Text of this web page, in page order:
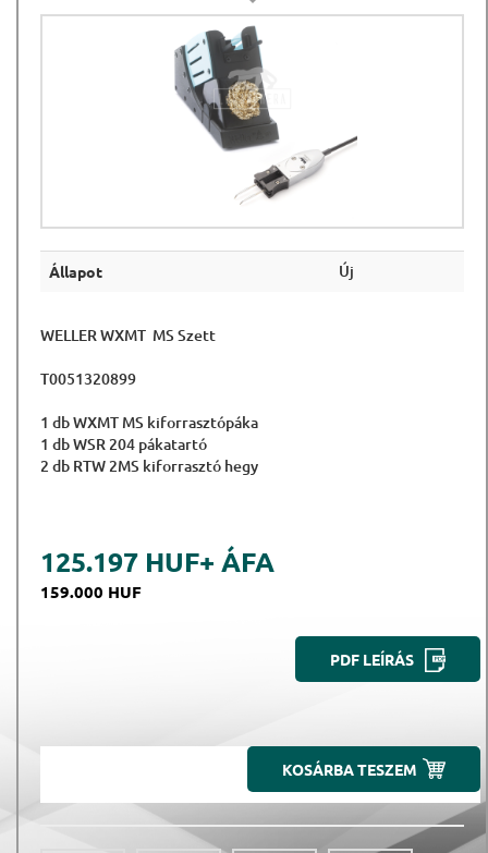
Állapot Új
WELLER WXMT MS Szett
T0051320899
1 db WXMT MS kiforrasztópáka
1 db WSR 204 pákatartó
2 db RTW 2MS kiforrasztó hegy
125.197 HUF+ ÁFA
159.000 HUF
PDF LEÍRÁS
KOSÁRBA TESZEM